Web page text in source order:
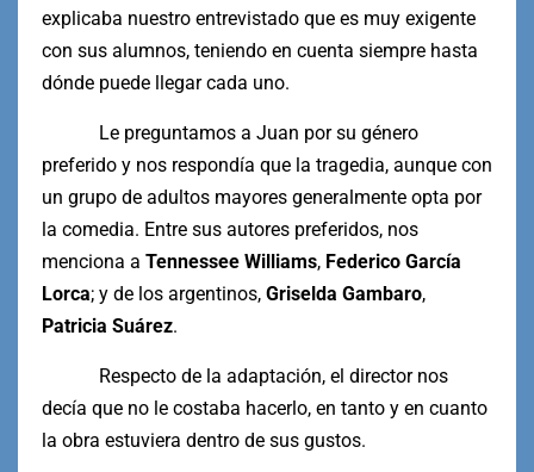
explicaba nuestro entrevistado que es muy exigente
con sus alumnos, teniendo en cuenta siempre hasta
dónde puede llegar cada uno.
Le preguntamos a Juan por su género
preferido y nos respondía que la tragedia, aunque con
un grupo de adultos mayores generalmente opta por
la comedia. Entre sus autores preferidos, nos
menciona a Tennessee Williams, Federico García
Lorca; y de los argentinos, Griselda Gambaro,
Patricia Suárez.
Respecto de la adaptación, el director nos
decía que no le costaba hacerlo, en tanto y en cuanto
la obra estuviera dentro de sus gustos.